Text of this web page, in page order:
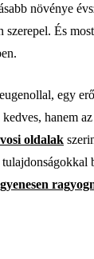
növénye
szerepel. És
egy
hanem
oldalak